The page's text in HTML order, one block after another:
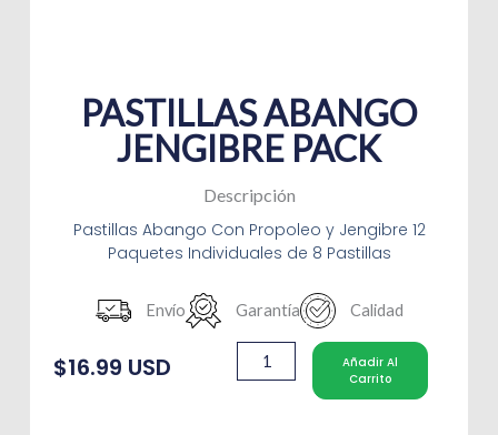
PASTILLAS ABANGO
JENGIBRE PACK
Descripción
Pastillas Abango Con Propoleo y Jengibre 12
Paquetes Individuales de 8 Pastillas
Envío Garantía Calidad
$16.99
PASTILLAS
ABANGO
JENGIBRE
Añadir Al
Carrito